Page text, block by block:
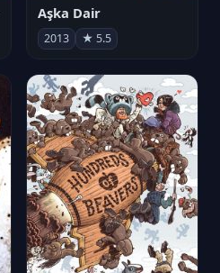
Aşka Dair
2013 ★ 5.5